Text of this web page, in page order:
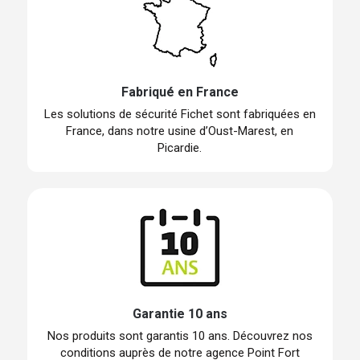
Fabriqué en France
Les solutions de sécurité Fichet sont fabriquées en
France, dans notre usine d’Oust-Marest, en
Picardie.
Garantie 10 ans
Nos produits sont garantis 10 ans. Découvrez nos
conditions auprès de notre agence Point Fort